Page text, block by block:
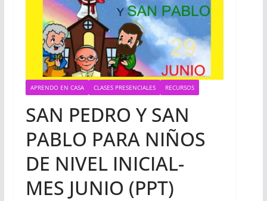
APRENDO EN CASA CLASES PRESENCIALES RECURSOS
SAN PEDRO Y SAN
PABLO PARA NIÑOS
DE NIVEL INICIAL-
MES JUNIO (PPT)